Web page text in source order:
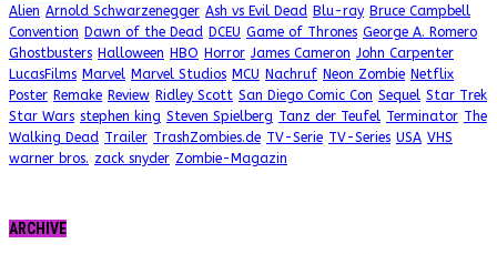
Alien Arnold Schwarzenegger Ash vs Evil Dead Blu-ray Bruce Campbell
Convention Dawn of the Dead DCEU Game of Thrones George A. Romero
Ghostbusters Halloween HBO Horror James Cameron John Carpenter
LucasFilms Marvel Marvel Studios MCU Nachruf Neon Zombie Netflix
Poster Remake Review Ridley Scott San Diego Comic Con Sequel Star Trek
Star Wars stephen king Steven Spielberg Tanz der Teufel Terminator The
Walking Dead Trailer TrashZombies.de TV-Serie TV-Series USA VHS
warner bros. zack snyder Zombie-Magazin
ARCHIVE